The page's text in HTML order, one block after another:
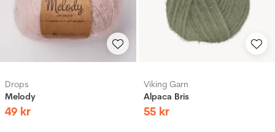
Drops
Melody
49 kr
Viking Garn
Alpaca Bris
55 kr